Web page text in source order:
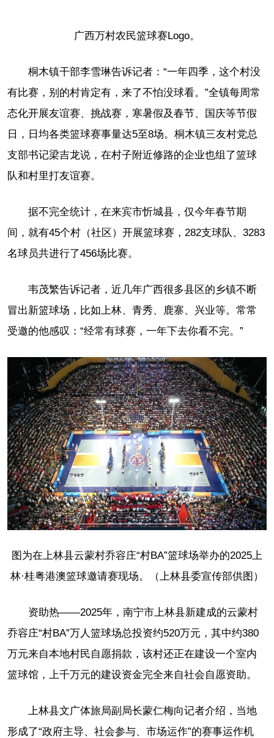
广西万村农民篮球赛Logo。
桐木镇干部李雪琳告诉记者：“一年四季，这个村没
有比赛，别的村肯定有，来了不怕没球看。”全镇每周常
态化开展友谊赛、挑战赛，寒暑假及春节、国庆等节假
日，日均各类篮球赛事量达5至8场。桐木镇三友村党总
支部书记梁吉龙说，在村子附近修路的企业也组了篮球
队和村里打友谊赛。
据不完全统计，在来宾市忻城县，仅今年春节期
间，就有45个村（社区）开展篮球赛，282支球队、3283
名球员共进行了456场比赛。
韦茂繁告诉记者，近几年广西很多县区的乡镇不断
冒出新篮球场，比如上林、青秀、鹿寨、兴业等。常常
受邀的他感叹：“经常有球赛，一年下去你看不完。”
图为在上林县云蒙村乔容庄“村BA”篮球场举办的2025上
林·桂粤港澳篮球邀请赛现场。（上林县委宣传部供图）
资助热——2025年，南宁市上林县新建成的云蒙村
乔容庄“村BA”万人篮球场总投资约520万元，其中约380
万元来自本地村民自愿捐款，该村还正在建设一个室内
篮球馆，上千万元的建设资金完全来自社会自愿资助。
上林县文广体旅局副局长蒙仁梅向记者介绍，当地
形成了“政府主导、社会参与、市场运作”的赛事运作机